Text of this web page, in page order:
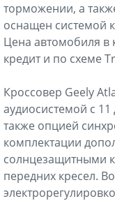
торможении, а
оснащен системой
Цена автомобиля в
кредит и по схеме
Кроссовер Geely
аудиосистемой с
также опцией
комплектации
солнцезащитными
передних кресел.